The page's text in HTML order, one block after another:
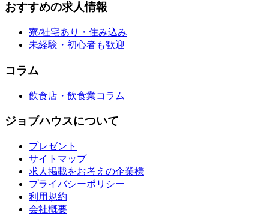
おすすめの求人情報
寮/社宅あり・住み込み
未経験・初心者も歓迎
コラム
飲食店・飲食業コラム
ジョブハウスについて
プレゼント
サイトマップ
求人掲載をお考えの企業様
プライバシーポリシー
利用規約
会社概要